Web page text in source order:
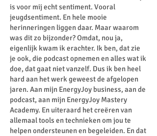
is voor mij echt sentiment. Vooral
jeugdsentiment. En hele mooie
herinneringen liggen daar. Maar waarom
was dit zo bijzonder? Omdat, nou ja,
eigenlijk kwam ik erachter. Ik ben, dat zie
je ook, die podcast opnemen en alles wat ik
doe, dat gaat niet vanzelf. Dus ik ben heel
hard aan het werk geweest de afgelopen
jaren. Aan mijn EnergyJoy business, aan de
podcast, aan mijn EnergyJoy Mastery
Academy. En uiteraard het creëren van
allemaal tools en technieken om jou te
helpen ondersteunen en begeleiden. En dat